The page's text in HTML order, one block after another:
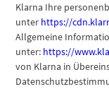
Klarna Ihre
unter https://
Allgemeine
unter: https://
von Klarna in